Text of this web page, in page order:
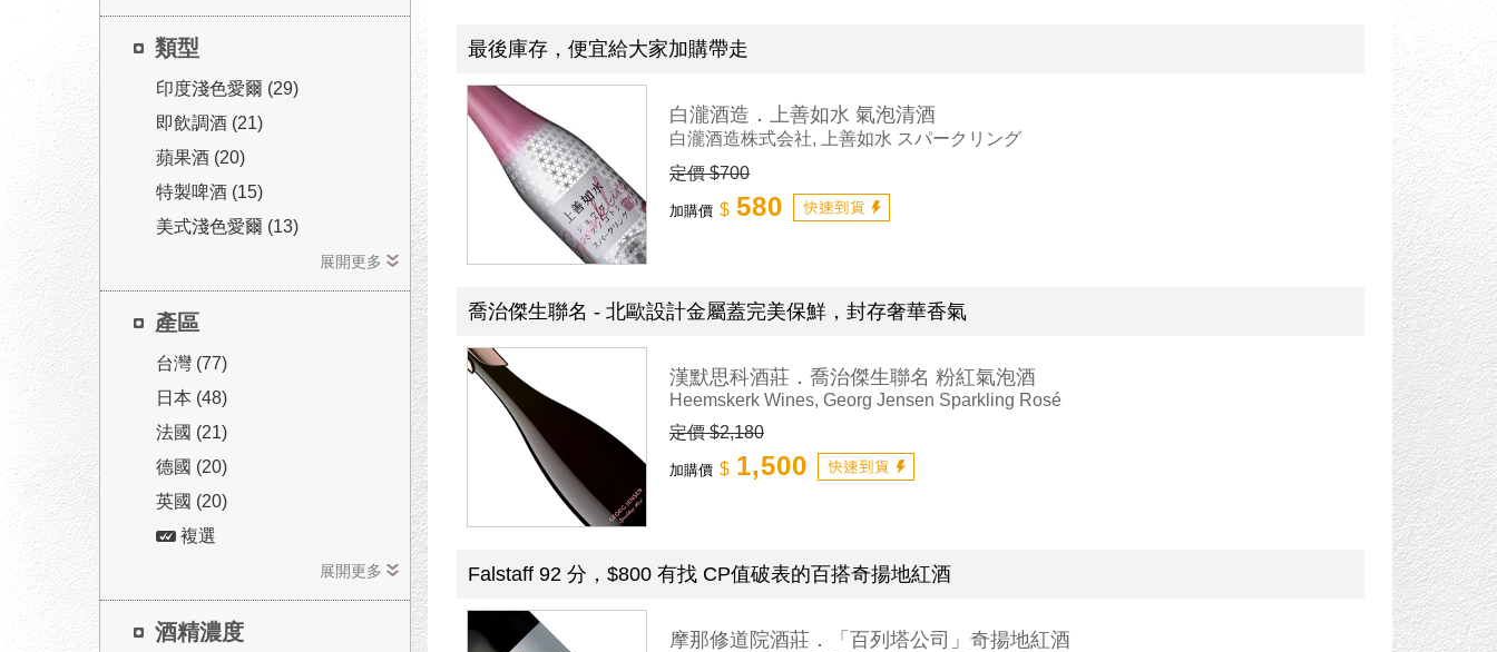
類型
印度淺色愛爾 (29)
即飲調酒 (21)
蘋果酒 (20)
特製啤酒 (15)
美式淺色愛爾 (13)
展開更多
產區
台灣 (77)
日本 (48)
法國 (21)
德國 (20)
英國 (20)
複選
展開更多
酒精濃度
最後庫存，便宜給大家加購帶走
白瀧酒造．上善如水 氣泡清酒
白瀧酒造株式会社, 上善如水 スパークリング
定價 $700
加購價 $ 580
喬治傑生聯名 - 北歐設計金屬蓋完美保鮮，封存奢華香氣
漢默思科酒莊．喬治傑生聯名 粉紅氣泡酒
Heemskerk Wines, Georg Jensen Sparkling Rosé
定價 $2,180
加購價 $ 1,500
Falstaff 92 分，$800 有找 CP值破表的百搭奇揚地紅酒
摩那修道院酒莊．「百列塔公司」奇揚地紅酒